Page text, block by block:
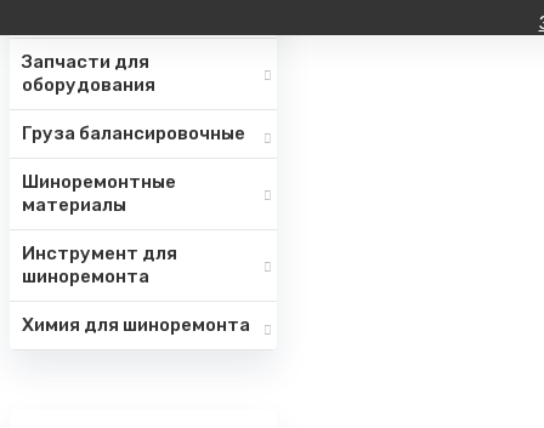
Запчасти для
оборудования
Груза балансировочные
Шиноремонтные
материалы
Инструмент для
шиноремонта
Химия для шиноремонта